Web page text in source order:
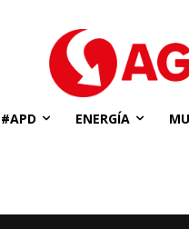
#APD ENERGÍA